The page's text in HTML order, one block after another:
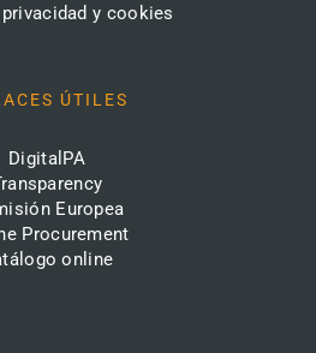
y cookies
ÚTILES
DigitalPA
Europea
Procurement
online